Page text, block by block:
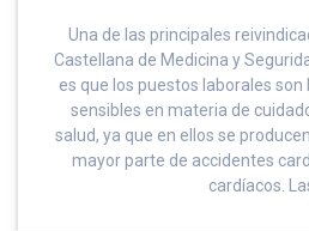
Una de las principales
Castellana de Medicina y
es que los puestos laborales
sensibles en materia de
salud, ya que en ellos se
mayor parte de accidentes
cardíacos.